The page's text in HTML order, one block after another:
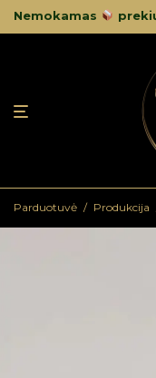
Nemokamas
Parduotuvė / Produkcija